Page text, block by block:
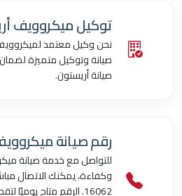
توكيل ميكروويف
نحن وكيل معتمد
صيانة وتوكيل متميزة
صيانة أريستون.
رقم صيانة
للتواصل مع خدمة صيانة
وكفاءة، يمكنك الاتصال
16062. الرقم متاح يوميًا